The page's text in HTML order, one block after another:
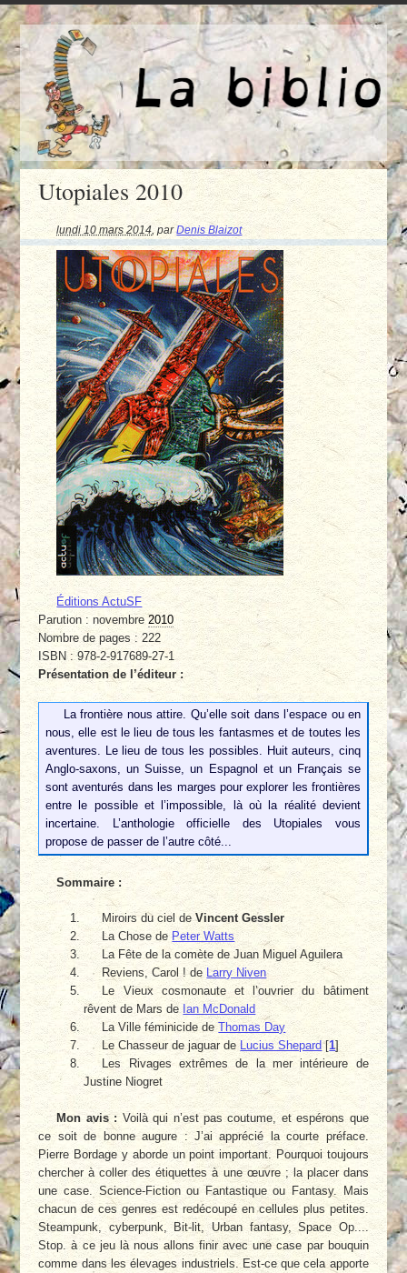
Utopiales 2010
lundi 10 mars 2014,parDenis Blaizot
Éditions ActuSF
Parution : novembre2010
Nombre de pages : 222
ISBN : 978-2-917689-27-1
Présentation de l’éditeur :
La frontière nous attire. Qu’elle soit dans l’espace ou en
nous, elle est le lieu de tous les fantasmes et de toutes les
aventures. Le lieu de tous les possibles. Huit auteurs, cinq
Anglo-saxons, un Suisse, un Espagnol et un Français se
sont aventurés dans les marges pour explorer les frontières
entre le possible et l’impossible, là où la réalité devient
incertaine. L’anthologie officielle des Utopiales vous
propose de passer de l’autre côté...
Sommaire :
Miroirs du ciel deVincent Gessler
La Chose dePeter Watts
La Fête de la comète de Juan Miguel Aguilera
Reviens, Carol ! de Larry Niven
Le Vieux cosmonaute et l’ouvrier du bâtiment
rêvent de Mars de Ian McDonald
La Ville féminicide deThomas Day
Le Chasseur de jaguar de Lucius Shepard[1]
Les Rivages extrêmes de la mer intérieure de
Justine Niogret
Mon avis : Voilà qui n’est pas coutume, et espérons que
ce soit de bonne augure : J’ai apprécié la courte préface.
Pierre Bordage y aborde un point important. Pourquoi toujours
chercher à coller des étiquettes à une œuvre ; la placer dans
une case. Science-Fiction ou Fantastique ou Fantasy. Mais
chacun de ces genres est redécoupé en cellules plus petites.
Steampunk, cyberpunk, Bit-lit, Urban fantasy, Space Op....
Stop. à ce jeu là nous allons finir avec une case par bouquin
comme dans les élevages industriels. Est-ce que cela apporte